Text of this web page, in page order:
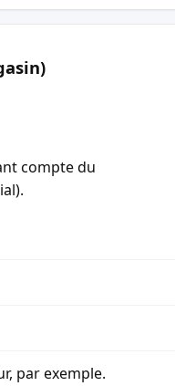
compte du
par exemple.